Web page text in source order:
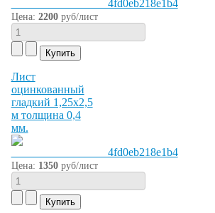
Цена: 2200руб/лист
Лист
оцинкованный
гладкий 1,25х2,5
м толщина 0,4
мм.
Цена: 1350руб/лист